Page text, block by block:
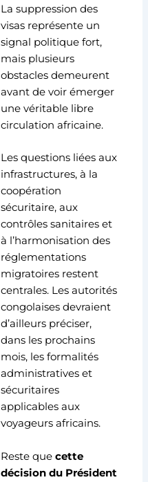
La suppression des
visas représente un
signal politique fort,
mais plusieurs
obstacles demeurent
avant de voir émerger
une véritable libre
circulation africaine.
Les questions liées aux
infrastructures, à la
coopération
sécuritaire, aux
contrôles sanitaires et
à l’harmonisation des
réglementations
migratoires restent
centrales. Les autorités
congolaises devraient
d’ailleurs préciser,
dans les prochains
mois, les formalités
administratives et
sécuritaires
applicables aux
voyageurs africains.
Reste que cette
décision du Président